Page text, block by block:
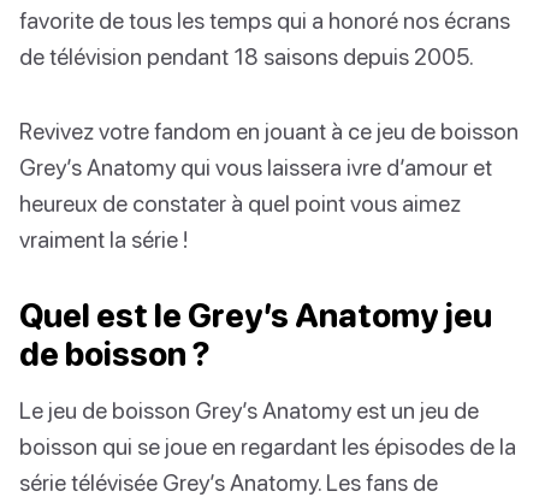
favorite de tous les temps qui a honoré nos écrans
de télévision pendant 18 saisons depuis 2005.
Revivez votre fandom en jouant à ce jeu de boisson
Grey’s Anatomy qui vous laissera ivre d’amour et
heureux de constater à quel point vous aimez
vraiment la série !
Quel est le Grey’s Anatomy jeu
de boisson ?
Le jeu de boisson Grey’s Anatomy est un jeu de
boisson qui se joue en regardant les épisodes de la
série télévisée Grey’s Anatomy. Les fans de